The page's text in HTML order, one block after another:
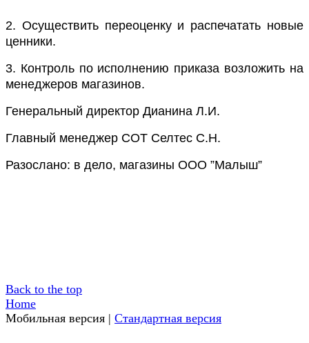
2. Осуществить переоценку и распечатать новые
ценники.
3. Контроль по исполнению приказа возложить на
менеджеров магазинов.
Генеральный директор Дианина Л.И.
Главный менеджер СОТ Селтес С.Н.
Разослано: в дело, магазины ООО ”Малыш”
Back to the top
Home
Мобильная версия | Стандартная версия